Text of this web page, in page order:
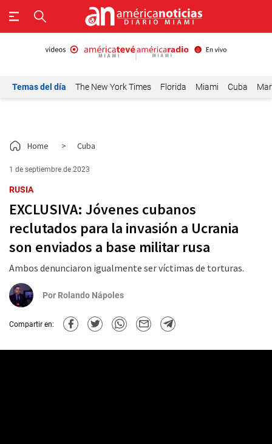
Temas del día The New York Times Florida Miami Cuba
Home > Cuba
1 de septiembre de 2023
RUSIA
EXCLUSIVA: Jóvenes cubanos
reclutados para la invasión a Ucrania
son enviados a base militar rusa
Ambos denunciaron igualmente ser víctimas de torturas.
Por Rolando Nápoles
Compartir en: